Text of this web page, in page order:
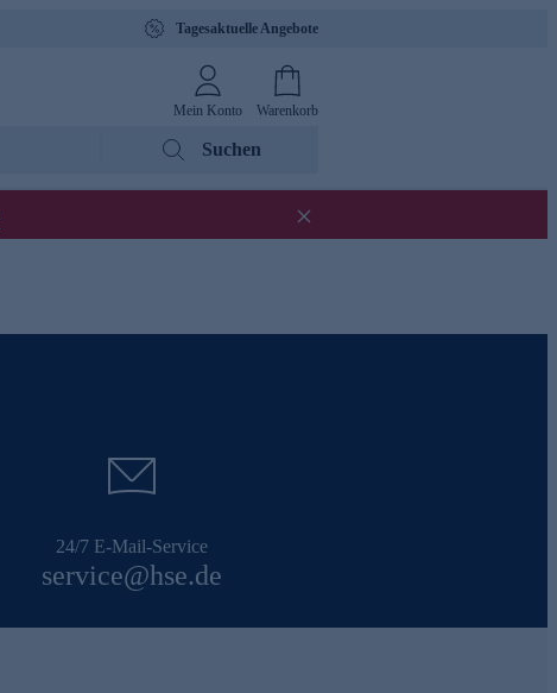
Tagesaktuelle Angebote
Mein Konto Warenkorb
Suchen
24/7 E-Mail-Service
service@hse.de